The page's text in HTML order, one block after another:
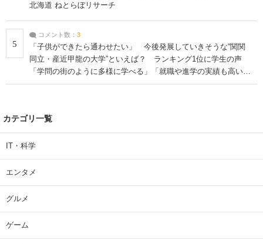
北海道 ねとらぼリサーチ
5
コメント数： 3
「子供ができたら通わせたい」 今後発展していきそうな“関関
同立・産近甲龍の大学”といえば？ ランキング1位に学生の声
「学問の街のように多様に学べる」「就職や進学の実績も高い」
| 大学 ねとらぼリサーチ
カテゴリ一覧
IT・科学
エンタメ
グルメ
ゲーム